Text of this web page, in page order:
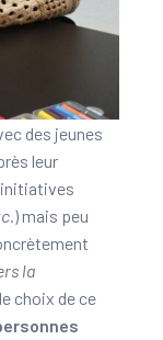
des jeunes
leur
initiatives
) mais peu
la
choix de ce